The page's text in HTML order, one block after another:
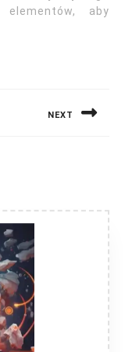
elementów, aby
NEXT